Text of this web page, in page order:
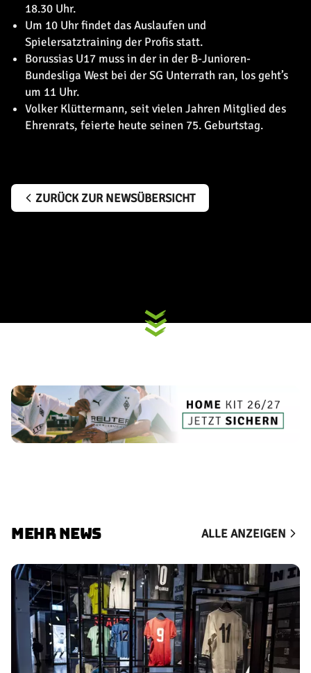
18.30 Uhr.
Um 10 Uhr findet das Auslaufen und
Spielersatztraining der Profis statt.
Borussias U17 muss in der in der B-Junioren-
Bundesliga West bei der SG Unterrath ran, los geht’s
um 11 Uhr.
Volker Klüttermann, seit vielen Jahren Mitglied des
Ehrenrats, feierte heute seinen 75. Geburtstag.
ZURÜCK ZUR NEWSÜBERSICHT
MEHR NEWS ALLE ANZEIGEN